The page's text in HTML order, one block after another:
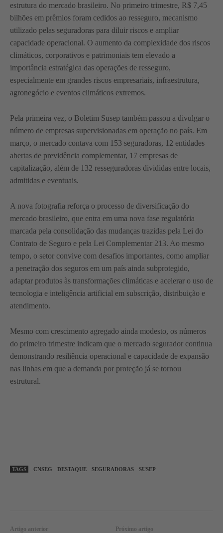
estrutura do mercado brasileiro. No primeiro trimestre, R$ 7,45
bilhões em prêmios foram cedidos ao resseguro, mecanismo
utilizado pelas seguradoras para diluir riscos e ampliar
capacidade operacional. O aumento da complexidade dos riscos
climáticos, corporativos e patrimoniais tem elevado a
importância estratégica das operações de resseguro,
especialmente em grandes riscos empresariais, infraestrutura,
agronegócio e eventos climáticos extremos.
Pela primeira vez, o Boletim Susep também passou a divulgar o
número de empresas supervisionadas em operação no país. Em
março, o mercado contava com 153 seguradoras, 12 entidades
abertas de previdência complementar, 17 empresas de
capitalização, além de 132 resseguradoras divididas entre locais,
admitidas e eventuais.
A nova fotografia reforça o processo de diversificação do
mercado brasileiro, que entra em uma nova fase regulatória
marcada pela consolidação das mudanças trazidas pela Lei do
Contrato de Seguro e pela Lei Complementar 213. Ao mesmo
tempo, o setor convive com desafios importantes, como ampliar
a penetração dos seguros em um país ainda subprotegido,
adaptar produtos às transformações climáticas e acelerar o uso de
tecnologia e inteligência artificial em subscrição, distribuição e
atendimento.
Mesmo com crescimento agregado ainda modesto, os números
do primeiro trimestre indicam que o mercado segurador continua
demonstrando resiliência operacional e capacidade de expansão
nas linhas em que a demanda por proteção já se tornou
estrutural.
TAGS CNSEG DESTAQUE SEGURADORAS SUSEP
Artigo anterior Próximo artigo